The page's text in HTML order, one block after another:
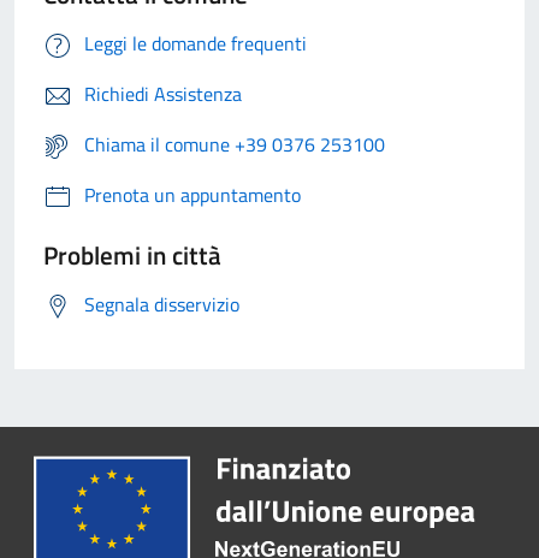
Leggi le domande frequenti
Richiedi Assistenza
Chiama il comune +39 0376 253100
Prenota un appuntamento
Problemi in città
Segnala disservizio